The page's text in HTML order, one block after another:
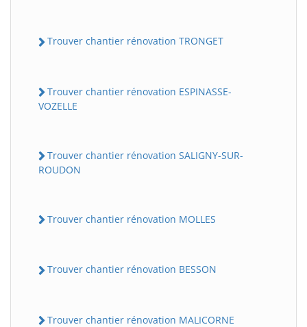
Trouver chantier rénovation TRONGET
Trouver chantier rénovation ESPINASSE-
VOZELLE
Trouver chantier rénovation SALIGNY-SUR-
ROUDON
Trouver chantier rénovation MOLLES
Trouver chantier rénovation BESSON
Trouver chantier rénovation MALICORNE